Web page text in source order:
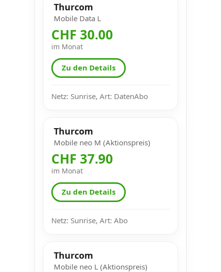
Thurcom
Mobile Data L
CHF 30.00
im Monat
Zu den Details
Netz: Sunrise, Art: DatenAbo
Thurcom
Mobile neo M (Aktionspreis)
CHF 37.90
im Monat
Zu den Details
Netz: Sunrise, Art: Abo
Thurcom
Mobile neo L (Aktionspreis)